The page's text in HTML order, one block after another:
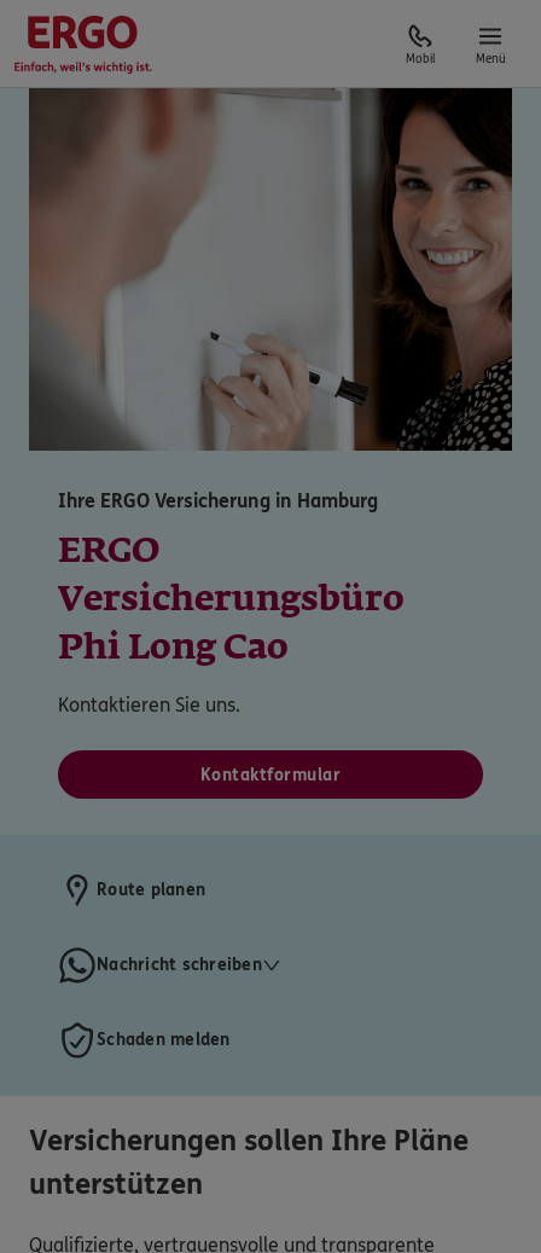
Mobil Menü
Ihre ERGO Versicherung in Hamburg
ERGO
Versicherungsbüro
Phi Long Cao
Kontaktieren Sie uns.
Kontaktformular
Route planen
Nachricht schreiben
Schaden melden
Versicherungen sollen Ihre Pläne
unterstützen
Qualifizierte, vertrauensvolle und transparente